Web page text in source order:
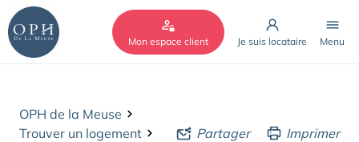
Mon espace client Je suis locataire Menu
OPH de la Meuse
Trouver un logement
Partager Imprimer
Cookies management panel